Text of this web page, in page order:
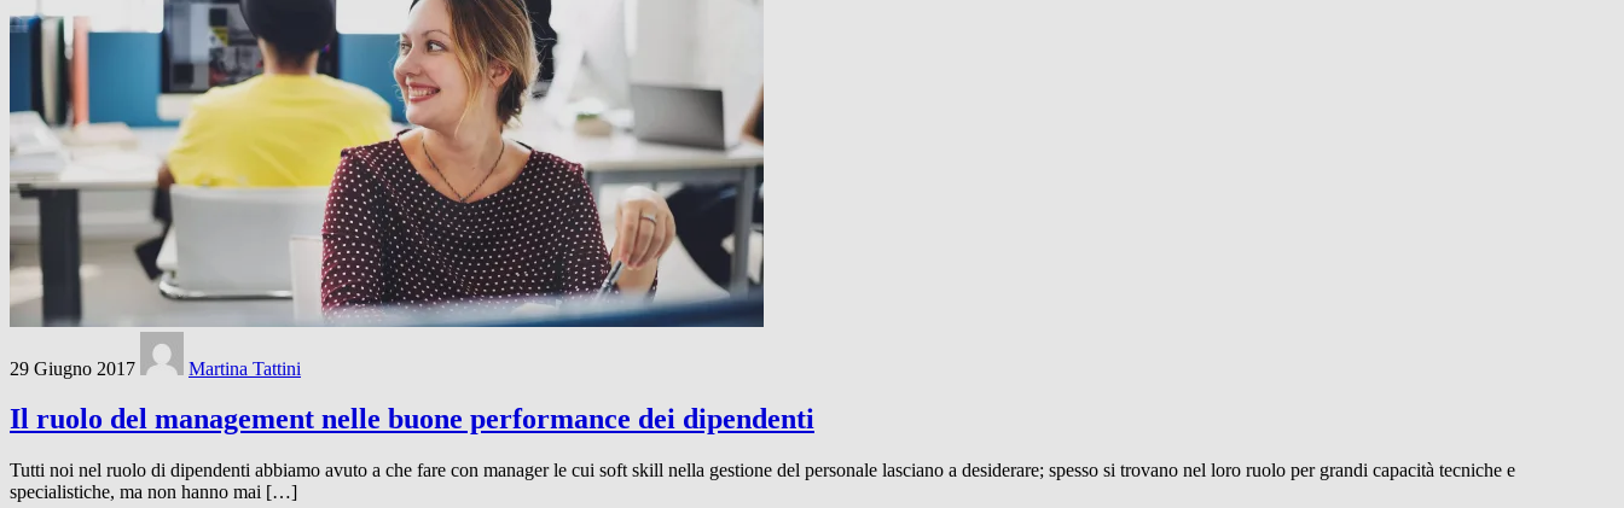
29 Giugno 2017 Martina Tattini
Il ruolo del management nelle buone performance dei dipendenti
Tutti noi nel ruolo di dipendenti abbiamo avuto a che fare con manager le cui soft skill nella gestione del personale lasciano a desiderare; spesso si trovano nel loro ruolo per grandi capacità tecniche e
specialistiche, ma non hanno mai […]